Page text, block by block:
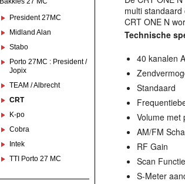
President 27MC
Midland Alan
Stabo
Porto 27MC : President /
Jopix
TEAM / Albrecht
CRT
K-po
Cobra
Intek
TTI Porto 27 MC
multi
CRT ONE N
Technische
40 kanalen
Standaard
Volume met
AM/FM
RF Gain
Scan Functie
S-Meter